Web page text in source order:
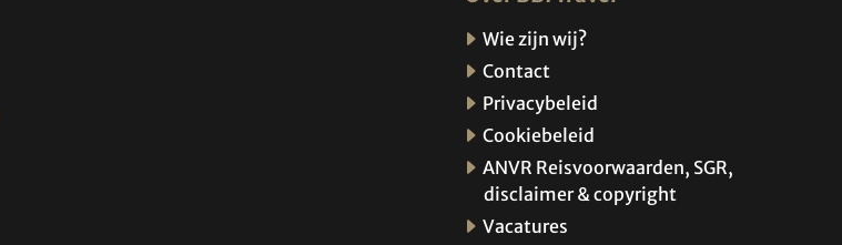
Wie zijn wij?
Contact
Privacybeleid
Cookiebeleid
ANVR Reisvoorwaarden, SGR,
disclaimer & copyright
Vacatures